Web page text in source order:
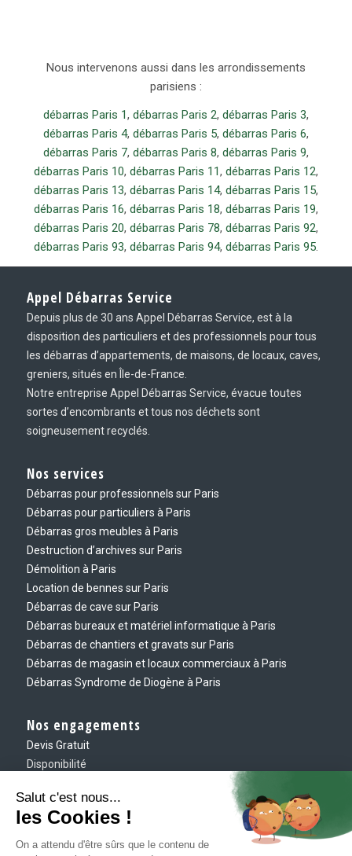
Nous intervenons aussi dans les arrondissements
parisiens :
débarras Paris 1, débarras Paris 2, débarras Paris 3,
débarras Paris 4, débarras Paris 5, débarras Paris 6,
débarras Paris 7, débarras Paris 8, débarras Paris 9,
débarras Paris 10, débarras Paris 11, débarras Paris 12,
débarras Paris 13, débarras Paris 14, débarras Paris 15,
débarras Paris 16, débarras Paris 18, débarras Paris 19,
débarras Paris 20, débarras Paris 78, débarras Paris 92,
débarras Paris 93, débarras Paris 94, débarras Paris 95.
Appel Débarras Service
Depuis plus de 30 ans Appel Débarras Service, est à la
disposition des particuliers et des professionnels pour tous
les débarras d’appartements, de maisons, de locaux, caves,
greniers, situés en Île-de-France.
Notre entreprise Appel Débarras Service, évacue toutes
sortes d’encombrants et tous nos déchets sont
soigneusement recyclés.
Nos services
Débarras pour professionnels sur Paris
Débarras pour particuliers à Paris
Débarras gros meubles à Paris
Destruction d’archives sur Paris
Démolition à Paris
Location de bennes sur Paris
Débarras de cave sur Paris
Débarras bureaux et matériel informatique à Paris
Débarras de chantiers et gravats sur Paris
Débarras de magasin et locaux commerciaux à Paris
Débarras Syndrome de Diogène à Paris
Nos engagements
Devis Gratuit
Disponibilité
Ponctualité
Exigence